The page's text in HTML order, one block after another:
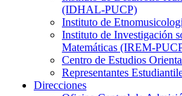
(IDHAL-PUCP)
Instituto de
Instituto de Investigación
Matemáticas (IREM-
Centro de Estudios
Representantes
Direcciones